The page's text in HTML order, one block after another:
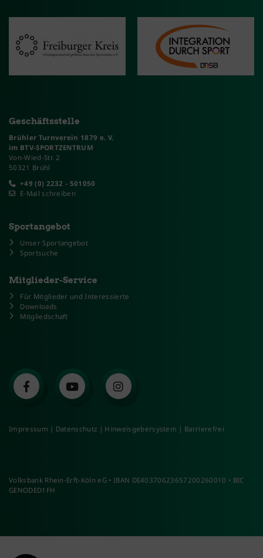
Geschäftsstelle
Brühler Turnverein 1879 e. V.
im BTV-SPORTZENTRUM
Von-Wied-Str. 2
50321 Brühl
+49 (0) 2232 - 501050
E-Mail schreiben
Sportangebot
Unser Sportangebot
Sportsuche
Mitglieder-Service
Für Mitglieder und Interessierte
Downloads
Mitgliedschaft
Impressum | Datenschutz | Hinweisgebersystem | Barrierefrei
Volksbank Rhein-Erft-Köln eG • IBAN DE40370623657200260010 • BIC
GENODED1FH